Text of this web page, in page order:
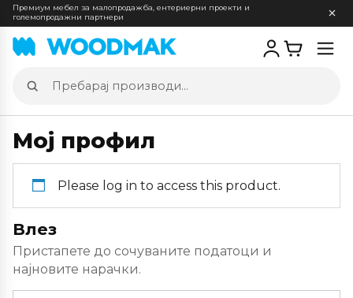
Премиум мебел за малопродажба, ентериерни проекти и
големопродажни партнери
Пребарај
производи
Мој профил
Please log in to access this product.
Влез
Пристапете до сочуваните податоци и
најновите нарачки.